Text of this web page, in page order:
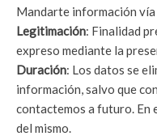
Mandarte información vía
Legitimación: Finalidad
expreso mediante la
Duración: Los datos se
información, salvo que
contactemos a futuro. En
del mismo.